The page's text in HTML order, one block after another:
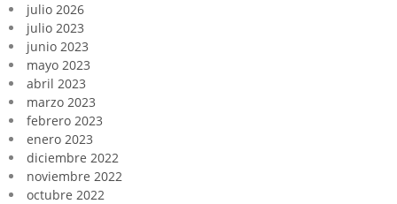
julio 2026
julio 2023
junio 2023
mayo 2023
abril 2023
marzo 2023
febrero 2023
enero 2023
diciembre 2022
noviembre 2022
octubre 2022